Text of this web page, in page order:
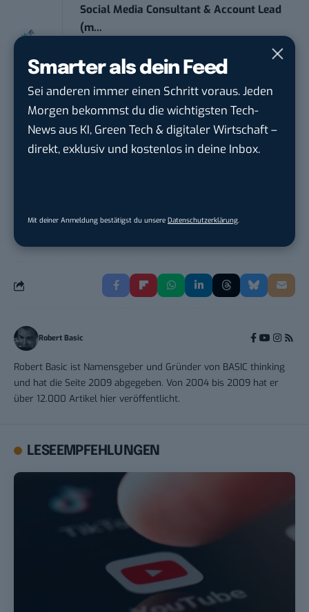
Smarter als dein Feed
Sei anderen immer einen Schritt voraus. Jeden
Morgen bekommst du die wichtigsten Tech-
News aus KI, Green Tech & digitaler Wirtschaft –
direkt, exklusiv und kostenlos in deine Inbox.
Mit deiner Anmeldung bestätigst du unsere Datenschutzerklärung
Social Media Consultant & Account Lead
(m...
Frankfurt am Main
Sales-Manager (m/w/d) Online-
.wtv Württemberger Medien GmbH & ...in
Heilbronn, F...
Robert Basic
Robert Basic ist Namensgeber und Gründer von BASIC thinking
und hat die Seite 2009 abgegeben. Von 2004 bis 2009 hat er
über 12.000 Artikel hier veröffentlicht.
LESEEMPFEHLUNGEN